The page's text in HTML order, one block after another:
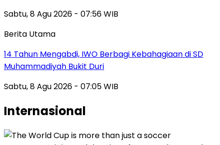
Sabtu, 8 Agu 2026 - 07:56 WIB
Berita Utama
14 Tahun Mengabdi, IWO Berbagi Kebahagiaan di SD
Muhammadiyah Bukit Duri
Sabtu, 8 Agu 2026 - 07:05 WIB
Internasional